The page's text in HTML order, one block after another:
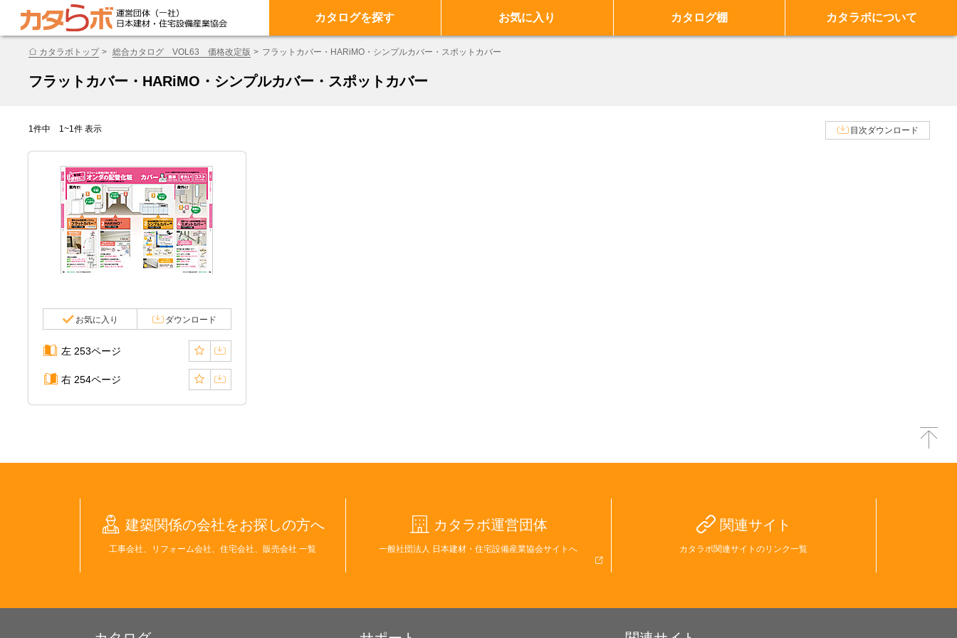
カタログを探す お気に入り カタログ棚 カタラボについて
カタラボトップ 総合カタログ VOL63 価格改定版 フラットカバー・HARiMO・シンプルカバー・スポットカバー
フラットカバー・HARiMO・シンプルカバー・スポットカバー
1件中 1~1件 表示 目次ダウンロード
お気に入り ダウンロード
左 253ページ
右 254ページ
建築関係の会社をお探しの方へ
工事会社、リフォーム会社、住宅会社、販売会社 一覧
カタラボ運営団体
一般社団法人 日本建材・住宅設備産業協会サイトへ
関連サイト
カタラボ関連サイトのリンク一覧